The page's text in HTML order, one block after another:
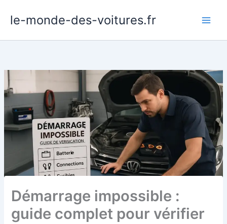
le-monde-des-voitures.fr
Démarrage impossible :
guide complet pour vérifier